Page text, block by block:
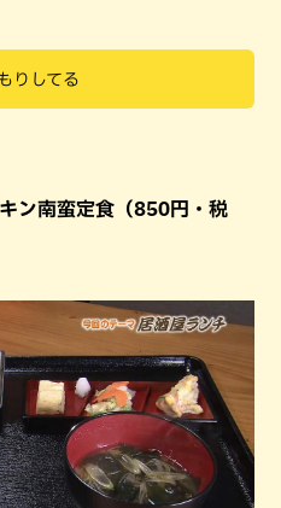
りしてる
ン南蛮定食（850円・税